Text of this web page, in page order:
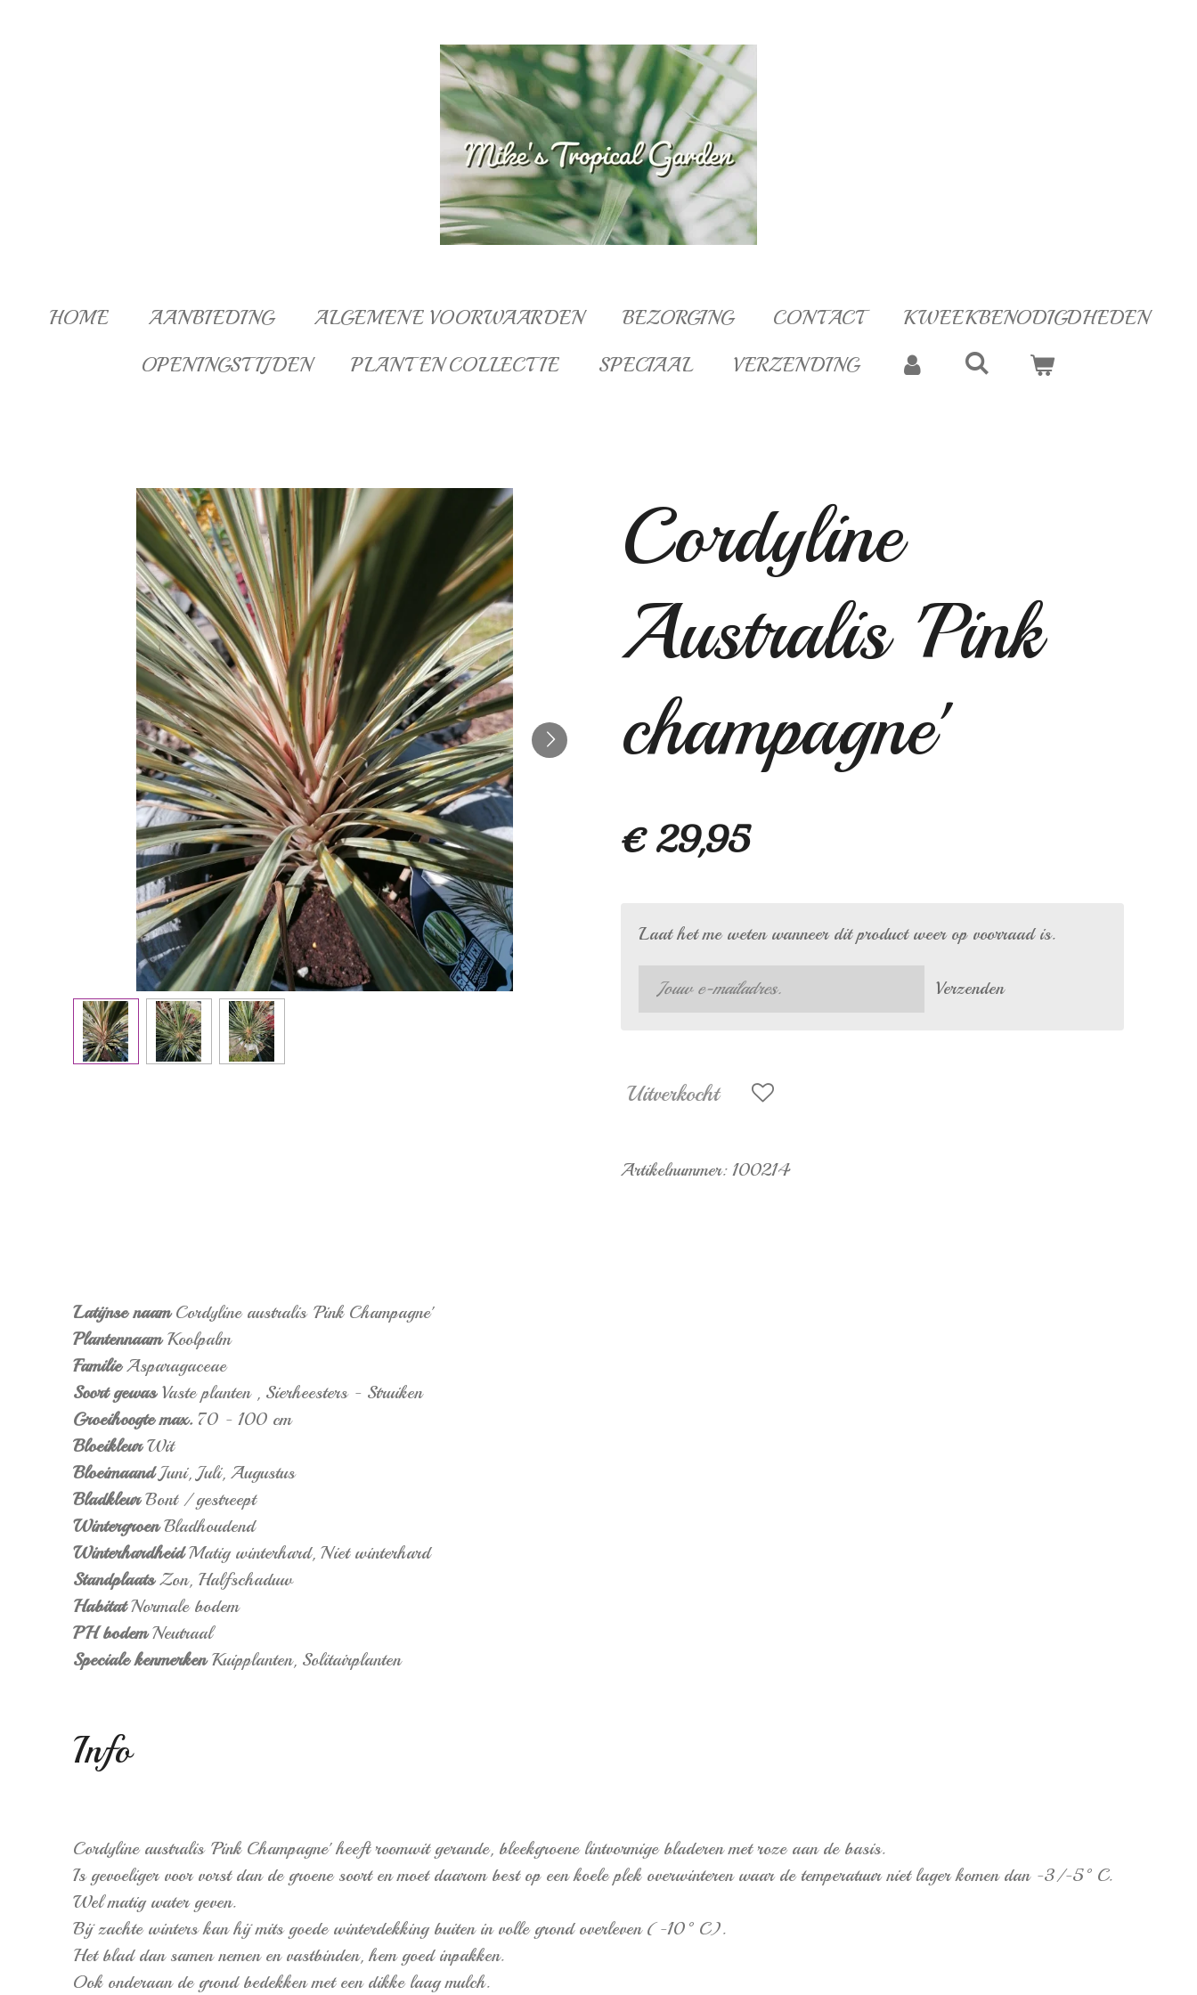
HOME AANBIEDING ALGEMENE VOORWAARDEN BEZORGING CONTACT KWEEKBENODIGDHEDEN
OPENINGSTIJDEN PLANTEN COLLECTIE SPECIAAL VERZENDING
Cordyline
Australis 'Pink
champagne'
€ 29,95
Laat het me weten wanneer dit product weer op voorraad is.
Verzenden
Uitverkocht
Artikelnummer: 100214
Latijnse naamCordyline australis 'Pink Champagne'
PlantennaamKoolpalm
FamilieAsparagaceae
Soort gewas Vaste planten , Sierheesters - Struiken
Groeihoogte max. 70 - 100 cm
BloeikleurWit
BloeimaandJuni, Juli, Augustus
BladkleurBont / gestreept
WintergroenBladhoudend
WinterhardheidMatig winterhard, Niet winterhard
StandplaatsZon, Halfschaduw
HabitatNormale bodem
PH bodemNeutraal
Speciale kenmerkenKuipplanten, Solitairplanten
Info
Cordyline australis 'Pink Champagne' heeft roomwit gerande, bleekgroene lintvormige bladeren met roze aan de basis.
Is gevoeliger voor vorst dan de groene soort en moet daarom best op een koele plek overwinteren waar de temperatuur niet lager komen dan -3/-5°C.
Wel matig water geven.
Bij zachte winters kan hij mits goede winterdekking buiten in volle grond overleven (-10°C).
Het blad dan samen nemen en vastbinden, hem goed inpakken.
Ook onderaan de grond bedekken met een dikke laag mulch.